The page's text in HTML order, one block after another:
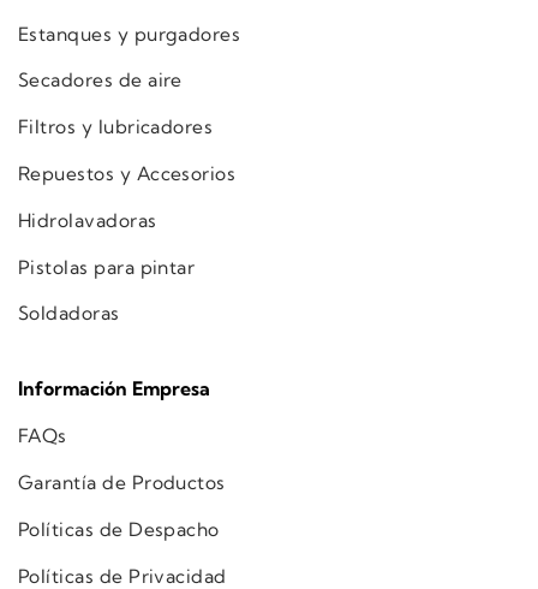
Estanques y purgadores
Secadores de aire
Filtros y lubricadores
Repuestos y Accesorios
Hidrolavadoras
Pistolas para pintar
Soldadoras
Información Empresa
FAQs
Garantía de Productos
Políticas de Despacho
Políticas de Privacidad